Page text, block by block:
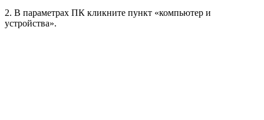
2. В параметрах ПК кликните пункт «компьютер и
устройства».